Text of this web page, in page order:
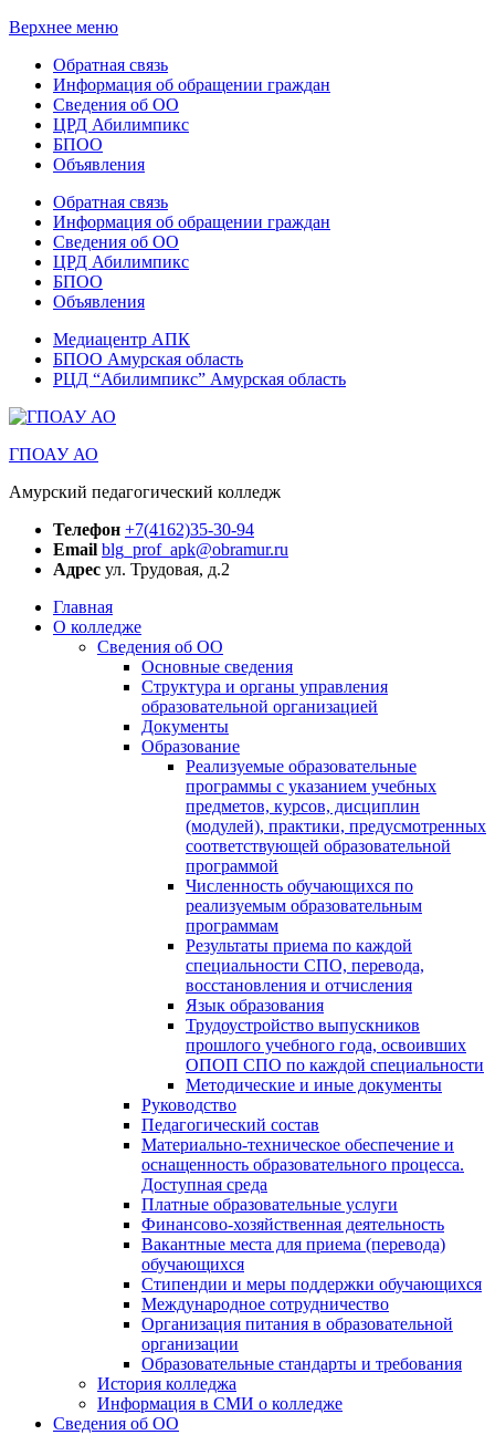
Верхнее меню
Обратная связь
Информация об обращении граждан
Сведения об ОО
ЦРД Абилимпикс
БПОО
Объявления
Обратная связь
Информация об обращении граждан
Сведения об ОО
ЦРД Абилимпикс
БПОО
Объявления
Медиацентр АПК
БПОО Амурская область
РЦД “Абилимпикс” Амурская область
ГПОАУ АО
Амурский педагогический колледж
Телефон +7(4162)35-30-94
Email blg_prof_apk@obramur.ru
Адрес ул. Трудовая, д.2
Главная
О колледже
Сведения об ОО
Основные сведения
Структура и органы управления
образовательной организацией
Документы
Образование
Реализуемые образовательные
программы с указанием учебных
предметов, курсов, дисциплин
(модулей), практики, предусмотренных
соответствующей образовательной
программой
Численность обучающихся по
реализуемым образовательным
программам
Результаты приема по каждой
специальности СПО, перевода,
восстановления и отчисления
Язык образования
Трудоустройство выпускников
прошлого учебного года, освоивших
ОПОП СПО по каждой специальности
Методические и иные документы
Руководство
Педагогический состав
Материально-техническое обеспечение и
оснащенность образовательного процесса.
Доступная среда
Платные образовательные услуги
Финансово-хозяйственная деятельность
Вакантные места для приема (перевода)
обучающихся
Стипендии и меры поддержки обучающихся
Международное сотрудничество
Организация питания в образовательной
организации
Образовательные стандарты и требования
История колледжа
Информация в СМИ о колледже
Сведения об ОО